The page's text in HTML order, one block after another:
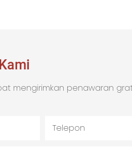
mengirimkan penawaran
Telepon